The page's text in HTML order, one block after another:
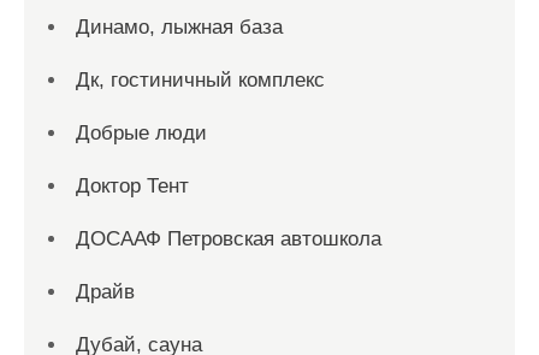
Динамо, лыжная база
Дк, гостиничный комплекс
Добрые люди
Доктор Тент
ДОСААФ Петровская автошкола
Драйв
Дубай, сауна